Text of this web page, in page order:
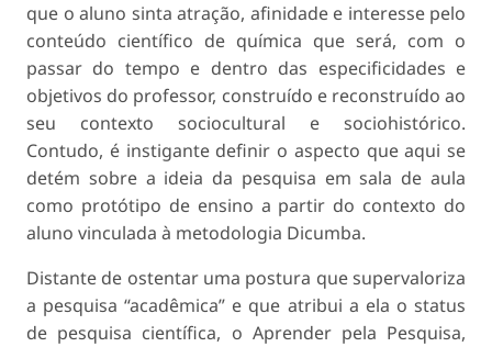
que o aluno sinta atração, afinidade e interesse pelo
conteúdo científico de química que será, com o
passar do tempo e dentro das especificidades e
objetivos do professor, construído e reconstruído ao
seu contexto sociocultural e sociohistórico.
Contudo, é instigante definir o aspecto que aqui se
detém sobre a ideia da pesquisa em sala de aula
como protótipo de ensino a partir do contexto do
aluno vinculada à metodologia Dicumba.
Distante de ostentar uma postura que supervaloriza
a pesquisa “acadêmica” e que atribui a ela o status
de pesquisa científica, o Aprender pela Pesquisa,